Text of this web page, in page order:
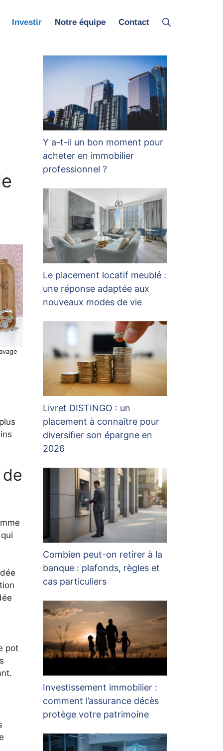
Investir Notre équipe Contact
pot
Y a-t-il un bon moment pour
acheter en immobilier
professionnel ?
Le placement locatif meublé :
une réponse adaptée aux
nouveaux modes de vie
Livret DISTINGO : un
placement à connaître pour
diversifier son épargne en
2026
Combien peut-on retirer à la
banque : plafonds, règles et
cas particuliers
Investissement immobilier :
comment l’assurance décès
protège votre patrimoine